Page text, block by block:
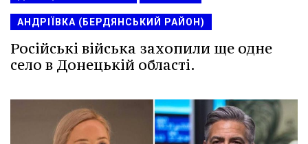
АНДРІЇВКА (БЕРДЯНСЬКИЙ РАЙОН)
Російські війська захопили ще одне
село в Донецькій області.